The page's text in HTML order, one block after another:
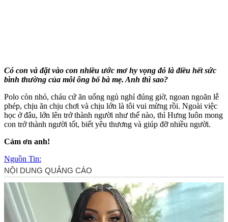
Có con và đặt vào con nhiều ước mơ hy vọng đó là điều hết sức
bình thường của mỗi ông bố bà mẹ. Anh thì sao?
Polo còn nhỏ, cháu cứ ăn uống ngủ nghỉ đúng giờ, ngoan ngoãn lễ
phép, chịu ăn chịu chơi và chịu lớn là tôi vui mừng rồi. Ngoài việc
học ở đâu, lớn lên trở thành người như thế nào, thì Hưng luôn mong
con trở thành người tốt, biết yêu thương và giúp đỡ nhiều người.
Cảm ơn anh!
Nguồn Tin: